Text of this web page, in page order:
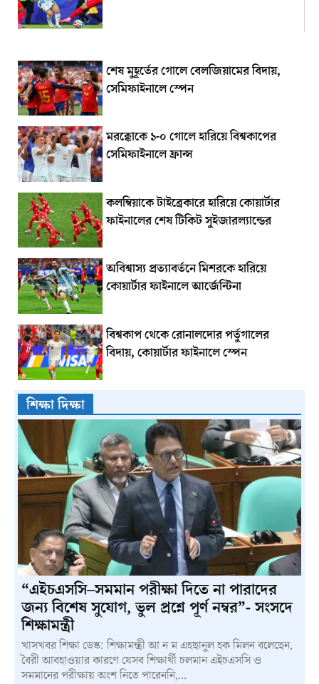
শেষ মুহূর্তের গোলে বেলজিয়ামের বিদায়,
সেমিফাইনালে স্পেন
মরক্কোকে ১-০ গোলে হারিয়ে বিশ্বকাপের
সেমিফাইনালে ফ্রান্স
কলম্বিয়াকে টাইব্রেকারে হারিয়ে কোয়ার্টার
ফাইনালের শেষ টিকিট সুইজারল্যান্ডের
অবিশ্বাস্য প্রত্যাবর্তনে মিশরকে হারিয়ে
কোয়ার্টার ফাইনালে আর্জেন্টিনা
বিশ্বকাপ থেকে রোনালদোর পর্তুগালের
বিদায়, কোয়ার্টার ফাইনালে স্পেন
শিক্ষা দিক্ষা
“এইচএসসি–সমমান পরীক্ষা দিতে না পারাদের
জন্য বিশেষ সুযোগ, ভুল প্রশ্নে পূর্ণ নম্বর”- সংসদে
শিক্ষামন্ত্রী
খাসখবর শিক্ষা ডেস্ক: শিক্ষামন্ত্রী আ ন ম এহছানুল হক মিলন বলেছেন,
বৈরী আবহাওয়ার কারণে যেসব শিক্ষার্থী চলমান এইচএসসি ও
সমমানের পরীক্ষায় অংশ নিতে পারেননি,...